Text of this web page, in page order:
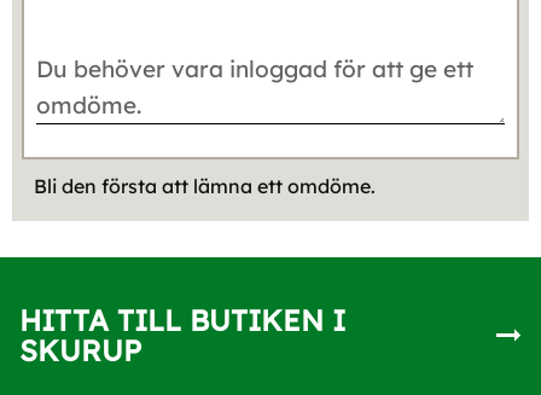
Bli den första att lämna ett omdöme.
HITTA TILL BUTIKEN I
SKURUP